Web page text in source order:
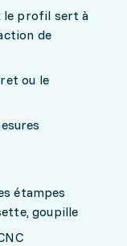
le profil sert à
de
ou le
étampes
goupille